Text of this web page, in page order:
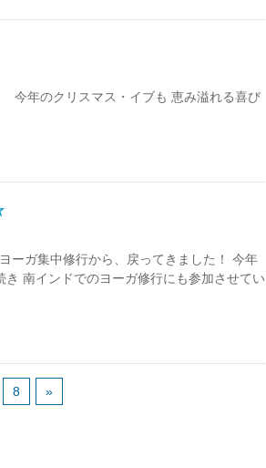
今年のクリスマス・イブも 恵み溢れる喜び
ーガ集中修行から、戻ってきました！ 今年
南インドでのヨーガ修行にも参加させてい
8 »